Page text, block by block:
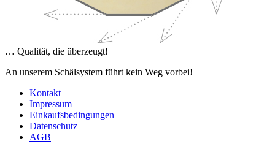
… Qualität, die überzeugt!
An unserem Schälsystem führt kein Weg vorbei!
Kontakt
Impressum
Einkaufsbedingungen
Datenschutz
AGB